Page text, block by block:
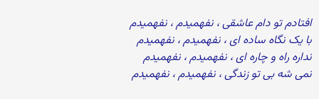
افتادم تو دام عاشقی ، نفهمیدم ، نفهمیدم
با یک نگاه ساده ای ، نفهمیدم ، نفهمیدم
نداره راه و چاره ای ، نفهمیدم ، نفهمیدم
نمی شه بی تو زندگی ، نفهمیدم ، نفهمیدم